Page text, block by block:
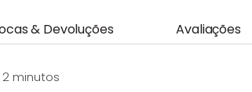
& Devoluções Avaliações
minutos